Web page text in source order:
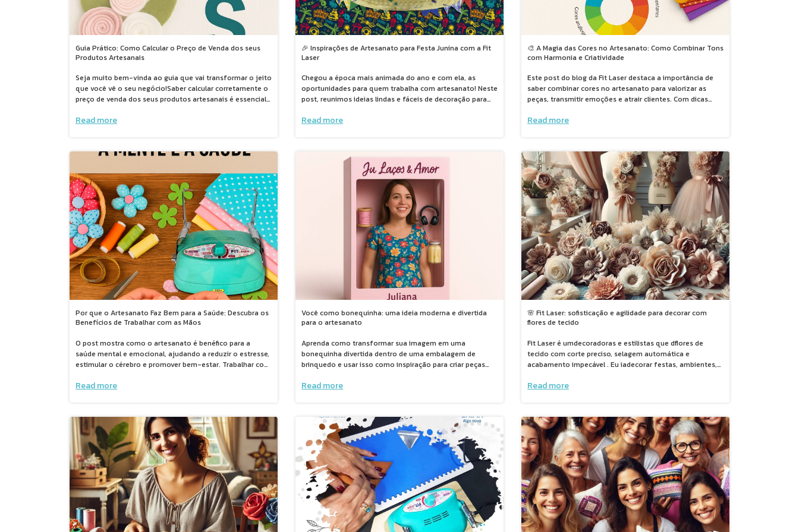
Guia Prático: Como Calcular o Preço de Venda dos seus
Produtos Artesanais
Seja muito bem-vinda ao guia que vai transformar o jeito
que você vê o seu negócio!Saber calcular corretamente o
preço de venda dos seus produtos artesanais é essencial
realizar seus sonhos.
Read more
🎉 Inspirações de Artesanato para Festa Junina com a Fit
Laser
Chegou a época mais animada do ano e com ela, as
oportunidades para quem trabalha com artesanato! Neste
post, reunimos ideias lindas e fáceis de decoração para
exclusivos. Desde flores de tecido até lembrancinhas e
um toque artesanal. Aproveite também o vídeo com
passo a passo e veja como é fácil criar com a Fit Laser!
Read more
🎨 A Magia das Cores no Artesanato: Como Combinar Tons
com Harmonia e Criatividade
Este post do blog da Fit Laser destaca a importância de
saber combinar cores no artesanato para valorizar as
peças, transmitir emoções e atrair clientes. Com dicas
escolher paletas harmoniosas, brincar com texturas e
Read more
Por que o Artesanato Faz Bem para a Saúde: Descubra os
Benefícios de Trabalhar com as Mãos
O post mostra como o artesanato é benéfico para a
saúde mental e emocional, ajudando a reduzir o estresse,
estimular o cérebro e promover bem-estar. Trabalhar com
humor e ainda pode prevenir doenças como Alzheimer.
Uma prática que une prazer, criatividade e autocuidado.
Read more
Você como bonequinha: uma ideia moderna e divertida
para o artesanato
Aprenda como transformar sua imagem em uma
bonequinha divertida dentro de uma embalagem de
brinquedo e usar isso como inspiração para criar peças
Read more
🌸 Fit Laser: sofisticação e agilidade para decorar com
flores de tecido
Fit Laser é umdecoradoras e estilistas que dflores de
tecido com corte preciso, selagem automática e
acabamento impecável . Eu iadecorar festas, ambientes,
agilidade e valor em cada criação. Ajuste a laser
Read more